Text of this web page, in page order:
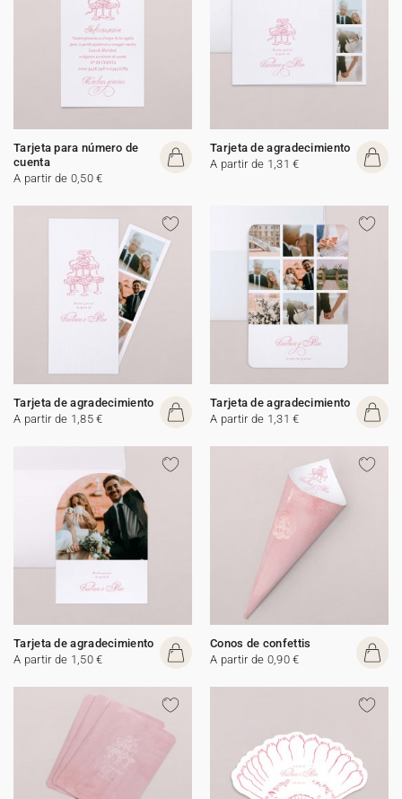
Tarjeta para número de
cuenta
A partir de 0,50 €
Tarjeta de agradecimiento
A partir de 1,31 €
Tarjeta de agradecimiento
A partir de 1,85 €
Tarjeta de agradecimiento
A partir de 1,31 €
Tarjeta de agradecimiento
A partir de 1,50 €
Conos de confettis
A partir de 0,90 €